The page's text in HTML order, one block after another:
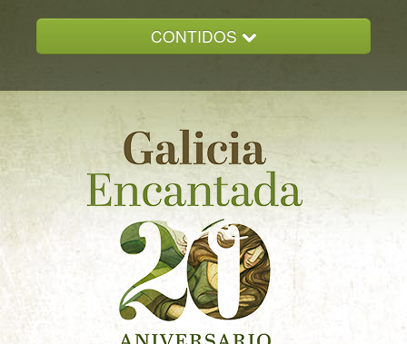
CONTIDOS
GALICIA ENCANTADA
DOCUMENTACION
NOVAS
CONTACTO